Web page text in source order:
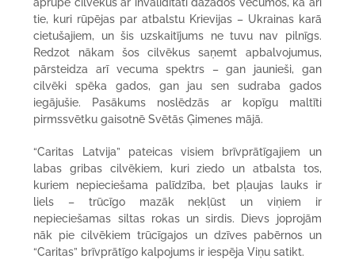
tie, kuri rūpējas par atbalstu Krievijas – Ukrainas karā
cietušajiem, un šis uzskaitījums ne tuvu nav pilnīgs.
Redzot nākam šos cilvēkus saņemt apbalvojumus,
pārsteidza arī vecuma spektrs – gan jaunieši, gan
cilvēki spēka gados, gan jau sen sudraba gados
iegājušie. Pasākums noslēdzās ar kopīgu maltīti
pirmssvētku gaisotnē Svētās Ģimenes mājā.
“Caritas Latvija” pateicas visiem brīvprātīgajiem un
labas gribas cilvēkiem, kuri ziedo un atbalsta tos,
kuriem nepieciešama palīdzība, bet pļaujas lauks ir
liels – trūcīgo mazāk nekļūst un viņiem ir
nepieciešamas siltas rokas un sirdis. Dievs joprojām
nāk pie cilvēkiem trūcīgajos un dzīves pabērnos un
“Caritas” brīvprātīgo kalpojums ir iespēja Viņu satikt.